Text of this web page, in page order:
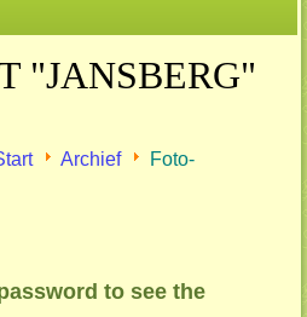
"JANSBERG"
Archief
Foto-
to see the